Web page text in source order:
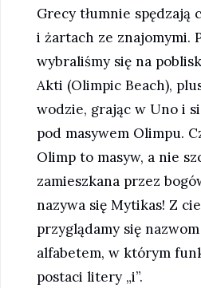
Grecy tłumnie spędzają
i żartach ze znajomymi.
wybraliśmy się na
Akti (Olimpic Beach),
wodzie, grając w Uno i
pod masywem Olimpu.
Olimp to masyw, a nie
zamieszkana przez
nazywa się Mytikas! Z
przyglądamy się
alfabetem, w którym
postaci litery „i”.